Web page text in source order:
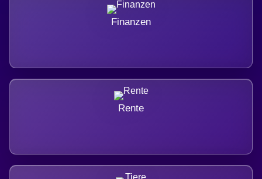
Finanzen
Rente